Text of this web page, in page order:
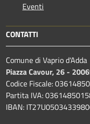
Eventi
CONTATTI
Comune di Vaprio d'Adda
Piazza Cavour, 26 -
Codice Fiscale:
Partita IVA:
IBAN: